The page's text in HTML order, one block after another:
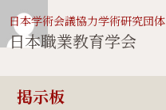
日本学術会議協力学術研究団体
日本職業教育学会
掲示板